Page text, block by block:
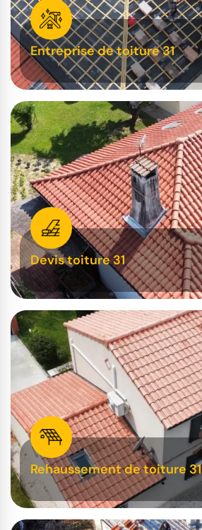
Entreprise de toiture 31
Devis toiture 31
Rehaussement de toiture 31